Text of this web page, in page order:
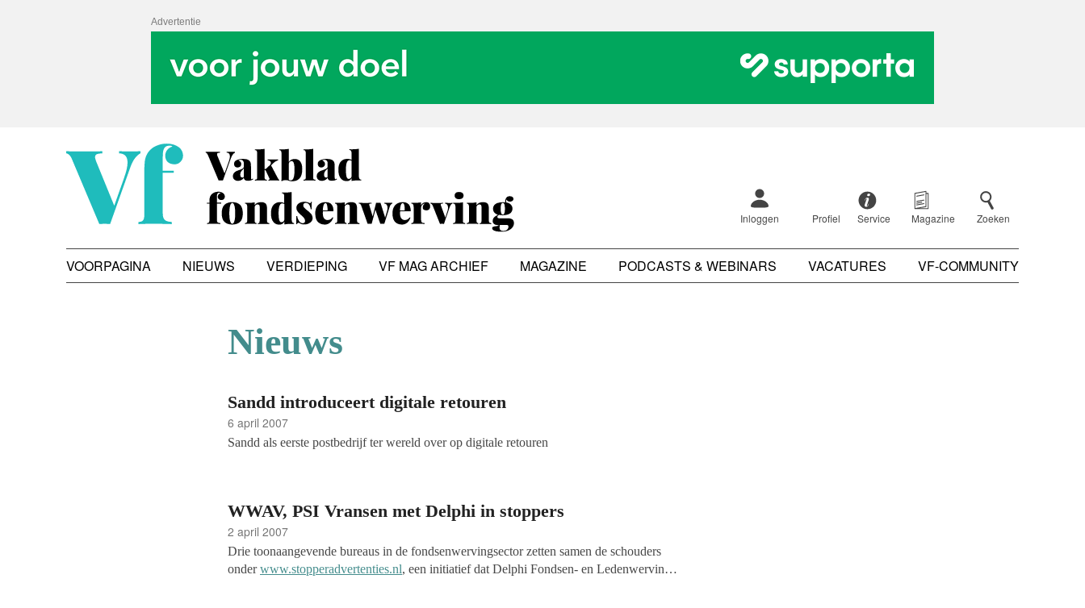
Advertentie
Inloggen Profiel Service Magazine Zoeken
VOORPAGINA NIEUWS VERDIEPING VF MAG ARCHIEF MAGAZINE PODCASTS & WEBINARS VACATURES VF-COMMUNITY
Nieuws
Sandd introduceert digitale retouren
6 april 2007
Sandd als eerste postbedrijf ter wereld over op digitale retouren
WWAV, PSI Vransen met Delphi in stoppers
2 april 2007
Drie toonaangevende bureaus in de fondsenwervingsector zetten samen de schouders
onderwww.stopperadvertenties.nl, een initiatief dat Delphi Fondsen- en Ledenwerving